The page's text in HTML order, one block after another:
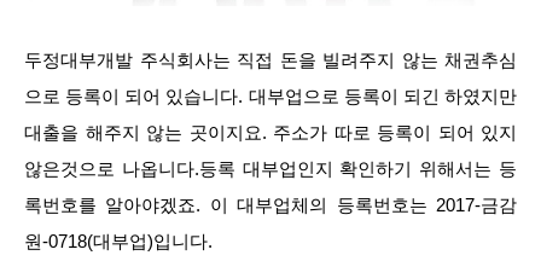
두정대부개발 주식회사는 직접 돈을 빌려주지 않는 채권추심
으로 등록이 되어 있습니다. 대부업으로 등록이 되긴 하였지만
대출을 해주지 않는 곳이지요. 주소가 따로 등록이 되어 있지
않은것으로 나옵니다.등록 대부업인지 확인하기 위해서는 등
록번호를 알아야겠죠. 이 대부업체의 등록번호는 2017-금감
원-0718(대부업)입니다.